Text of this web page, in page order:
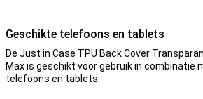
case, the beautiful design of your device
everyone.
A solid case for a good price
Geschikte telefoons en tablets
De Just in Case TPU Back Cover
Max is geschikt voor gebruik in combinatie
telefoons en tablets.